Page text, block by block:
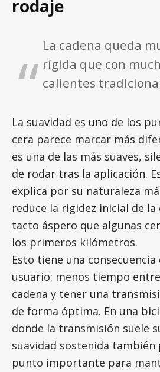
rodaje
La cadena queda
rígida que con
calientes
La suavidad es uno de los
cera parece marcar más
es una de las más suaves,
de rodar tras la aplicación.
explica por su naturaleza
reduce la rigidez inicial de la
tacto áspero que algunas
los primeros kilómetros.
Esto tiene una
usuario: menos tiempo
cadena y tener una
de forma óptima. En una
donde la transmisión suele
suavidad sostenida también
punto importante para